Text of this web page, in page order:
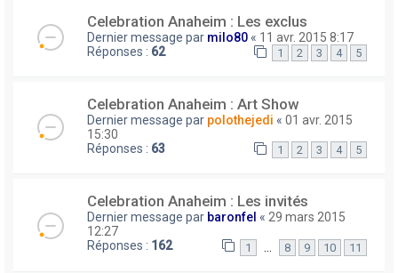
Celebration Anaheim : Les exclus
Dernier message par milo80 « 11 avr. 2015 8:17
Réponses : 62 1 2 3 4 5
Celebration Anaheim : Art Show
Dernier message par polothejedi « 01 avr. 2015
15:30
Réponses : 63 1 2 3 4 5
Celebration Anaheim : Les invités
Dernier message par baronfel « 29 mars 2015
12:27
Réponses : 162 1 8 9 10 11